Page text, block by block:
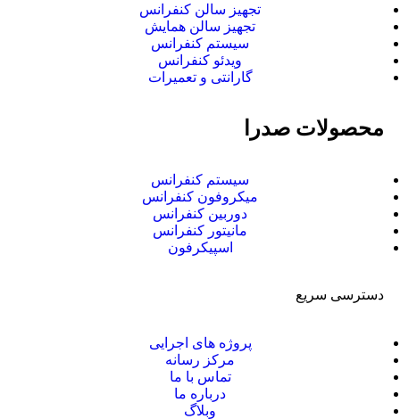
تجهیز سالن کنفرانس
تجهیز سالن همایش
سیستم کنفرانس
ویدئو کنفرانس
گارانتی و تعمیرات
محصولات صدرا
سیستم کنفرانس
میکروفون کنفرانس
دوربین کنفرانس
مانیتور کنفرانس
اسپیکرفون
دسترسی سریع
پروژه های اجرایی
مرکز رسانه
تماس با ما
درباره ما
وبلاگ